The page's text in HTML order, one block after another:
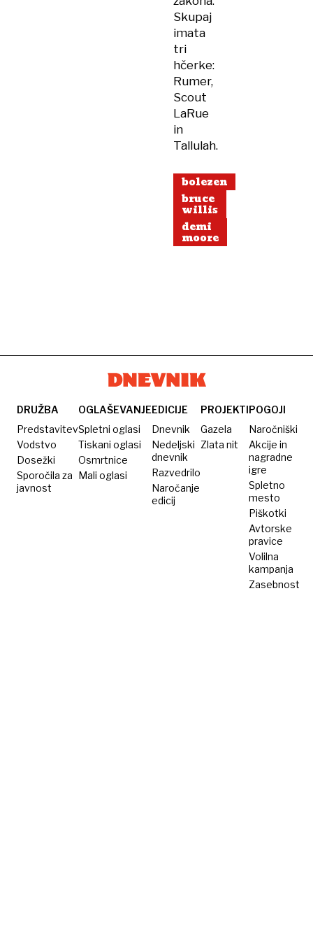
Skupaj
imata
tri
hčerke:
Rumer,
Scout
LaRue
in
Tallulah.
bolezen
bruce
willis
demi
moore
DRUŽBA
Predstavitev
Vodstvo
Dosežki
Sporočila za
javnost
OGLAŠEVANJE
Spletni oglasi
Tiskani oglasi
Osmrtnice
Mali oglasi
EDICIJE
Dnevnik
Nedeljski
dnevnik
Razvedrilo
Naročanje
edicij
PROJEKTI
Gazela
Zlata nit
POGOJI
Naročniški
Akcije in
nagradne
igre
Spletno
mesto
Piškotki
Avtorske
pravice
Volilna
kampanja
Zasebnost